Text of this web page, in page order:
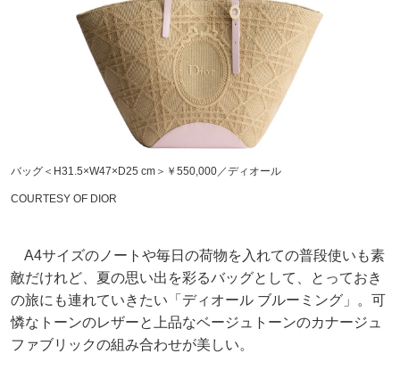
バッグ＜H31.5×W47×D25 cm＞￥550,000／ディオール
COURTESY OF DIOR
A4サイズのノートや毎日の荷物を入れての普段使いも素
敵だけれど、夏の思い出を彩るバッグとして、とっておき
の旅にも連れていきたい「ディオール ブルーミング」。可
憐なトーンのレザーと上品なベージュトーンのカナージュ
ファブリックの組み合わせが美しい。